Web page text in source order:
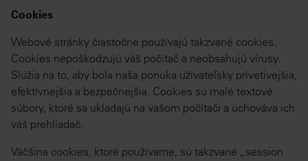
Cookies
Webové stránky čiastočne používajú takzvané cookies.
Cookies nepoškodzujú váš počítač a neobsahujú vírusy.
Slúžia na to, aby bola naša ponuka užívateľsky prívetivejšia,
efektívnejšia a bezpečnejšia. Cookies sú malé textové
súbory, ktoré sa ukladajú na vašom počítači a uchováva ich
váš prehliadač.
Väčšina cookies, ktoré používame, sú takzvané „session